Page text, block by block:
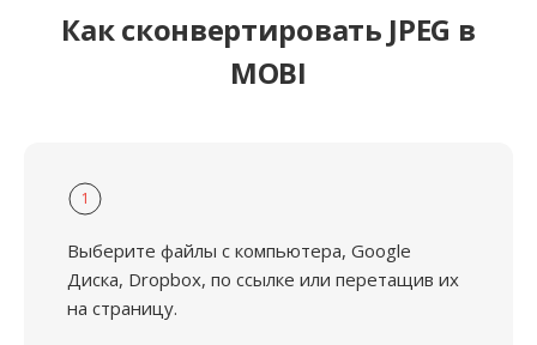
Как сконвертировать JPEG в
MOBI
1
Выберите файлы с компьютера, Google
Диска, Dropbox, по ссылке или перетащив их
на страницу.